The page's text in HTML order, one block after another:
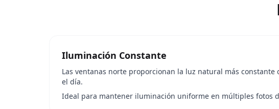
Iluminación Constante
Las ventanas norte proporcionan la luz natural más constante
el día.
Ideal para mantener iluminación uniforme en múltiples fotos